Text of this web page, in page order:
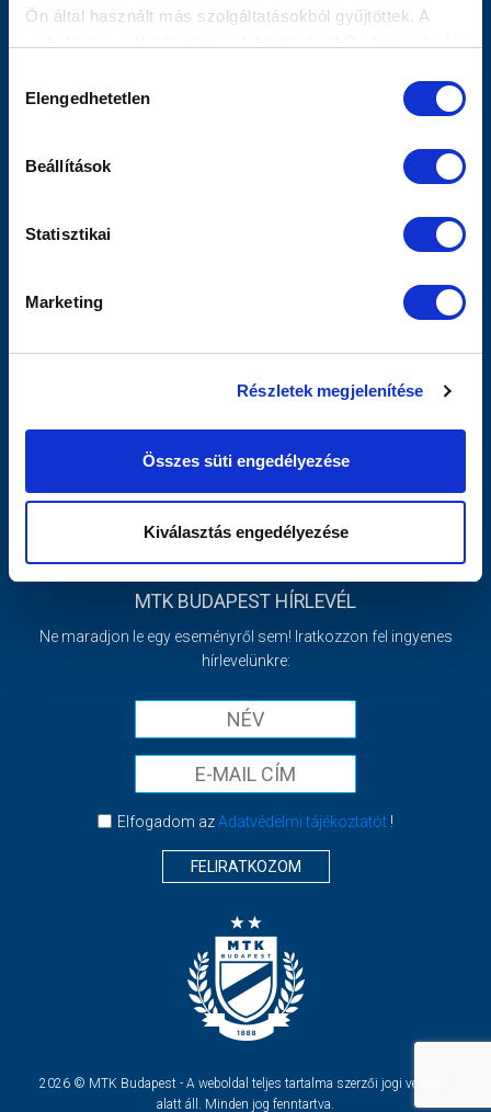
Ön által használt más szolgáltatásokból gyűjtöttek. A
kiválasztása
Elengedhetetlen
Beállítások
Statisztikai
Marketing
Részletek megjelenítése
Összes süti engedélyezése
Kiválasztás engedélyezése
Gedeon
Kapcsolat
INFORMÁCIÓK
Impresszum
Sajtó
MTK BUDAPEST HÍRLEVÉL
Ne maradjon le egy eseményről sem! Iratkozzon fel ingyenes
hírlevelünkre:
Elfogadom azAdatvédelmi tájékoztatót!
FELIRATKOZOM
2026 © MTK Budapest - A weboldal teljes tartalma szerzői jogi védelem
alatt áll. Minden jog fenntartva.